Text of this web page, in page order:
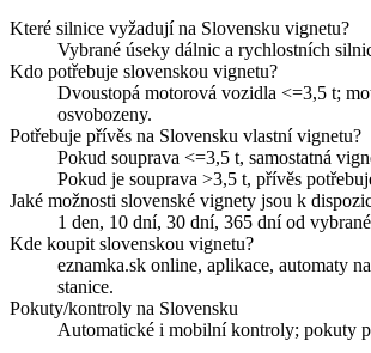
Které silnice vyžadují na Slovensku vignetu?
Vybrané úseky dálnic a rychlostních
Kdo potřebuje slovenskou vignetu?
Dvoustopá motorová vozidla <=3,5 t;
osvobozeny.
Potřebuje přívěs na Slovensku vlastní vignetu?
Pokud souprava <=3,5 t, samostatná
Pokud je souprava >3,5 t, přívěs
Jaké možnosti slovenské vignety jsou k
1 den, 10 dní, 30 dní, 365 dní od
Kde koupit slovenskou vignetu?
eznamka.sk online, aplikace, automaty
stanice.
Pokuty/kontroly na Slovensku
Automatické i mobilní kontroly; pokuty